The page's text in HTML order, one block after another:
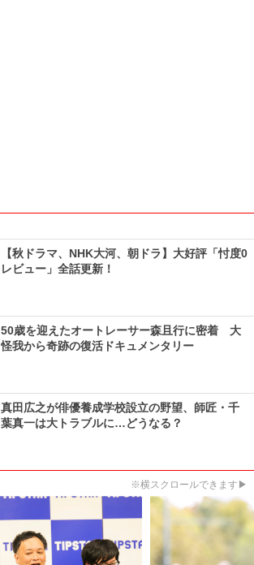
【秋ドラマ、NHK大河、朝ドラ】大好評「忖度0
レビュー」全話更新！
50歳を迎えたオートレーサー森且行に密着 大
怪我から奇跡の復活ドキュメンタリー
真田広之が俳優養成学校設立の野望、師匠・千
葉真一は大トラブルに…どうなる？
※横スクロールできます▶